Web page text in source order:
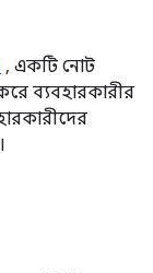
, একটি নোট
ব্যবহারকারীর